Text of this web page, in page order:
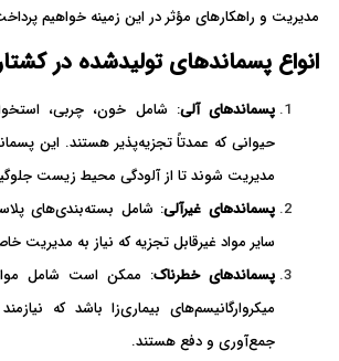
مدیریت و راهکارهای مؤثر در این زمینه خواهیم
انواع پسماندهای تولیدشده در
پسماندهای آلی: شامل خون، چربی،
حیوانی که عمدتاً تجزیه‌پذیر هستند. این
مدیریت شوند تا از آلودگی محیط زیست
پسماندهای غیرآلی: شامل بسته‌بندی‌های
سایر مواد غیرقابل تجزیه که نیاز به مدیریت
پسماندهای خطرناک: ممکن است شامل مواد
میکروارگانیسم‌های بیماری‌زا باشد که
جمع‌آوری و دفع هستند.